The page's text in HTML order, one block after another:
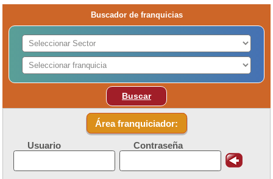
Buscador de franquicias
Buscar
Área franquiciador:
Usuario Contraseña